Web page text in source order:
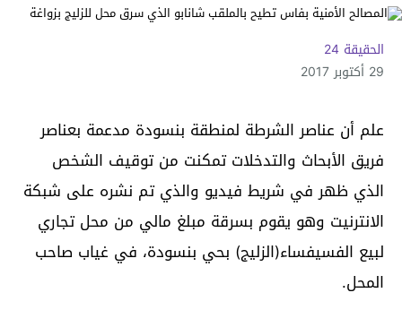
الحقيقة 24
29 أكتوبر 2017
علم أن عناصر الشرطة لمنطقة بنسودة مدعمة بعناصر
فريق الأبحاث والتدخلات تمكنت من توقيف الشخص
الذي ظهر في شريط فيديو والذي تم نشره على شبكة
الانترنيت وهو يقوم بسرقة مبلغ مالي من محل تجاري
لبيع الفسيفساء(الزليج) بحي بنسودة، في غياب صاحب
المحل.